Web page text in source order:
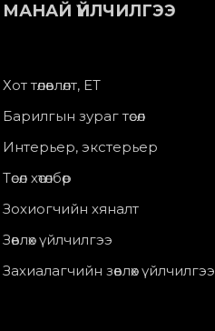
МАНАЙ ҮЙЛЧИЛГЭЭ
Хот төлөвлөлт, ЕТ
Барилгын зураг төсөл
Интерьер, экстерьер
Төсөл хөтөлбөр
Зохиогчийн хяналт
Зөвлөх үйлчилгээ
Захиалагчийн зөвлөх үйлчилгээ